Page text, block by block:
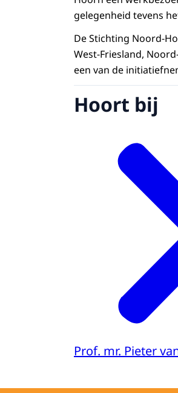
gelegenheid tevens
De Stichting Noord-
West-Friesland,
een van de
Hoort bij
Prof. mr. Pieter